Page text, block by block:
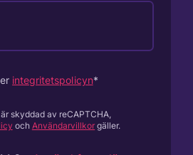
integritetspolicyn
skyddad av reCAPTCHA,
och Användarvillkor gäller.